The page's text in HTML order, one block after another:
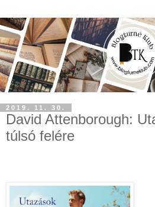
2019. 11. 30.
David Attenborough:
túlsó felére